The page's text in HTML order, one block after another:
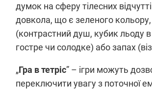
думок на сферу тілесних
довкола, що є зеленого кольору,
(контрастний душ, кубик льоду в
гостре чи солодке) або запах
„Гра в тетріс” – ігри можуть
переключити увагу з поточної